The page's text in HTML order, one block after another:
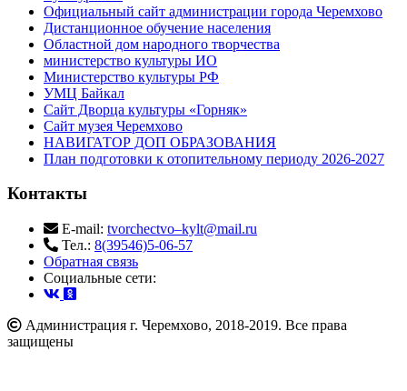
Официальный сайт администрации города Черемхово
Дистанционное обучение населения
Областной дом народного творчества
министерство культуры ИО
Министерство культуры РФ
УМЦ Байкал
Сайт Дворца культуры «Горняк»
Сайт музея Черемхово
НАВИГАТОР ДОП ОБРАЗОВАНИЯ
План подготовки к отопительному периоду 2026-2027
Контакты
E-mail: tvorchectvo–kylt@mail.ru
Тел.: 8(39546)5-06-57
Обратная связь
Cоциальные сети:
Администрация г. Черемхово, 2018-2019. Все права
защищены